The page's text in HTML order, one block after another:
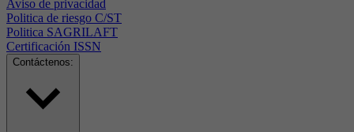
Aviso de privacidad
Politica de riesgo C/ST
Politica SAGRILAFT
Certificación ISSN
Contáctenos: